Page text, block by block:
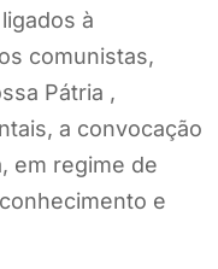
à
comunistas,
Pátria ,
a convocação
em regime de
e